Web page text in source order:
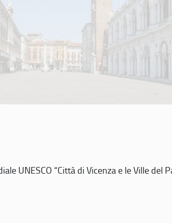
UNESCO “Città di Vicenza e le Ville